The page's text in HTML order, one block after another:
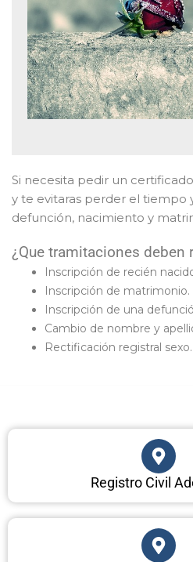
Si necesita pedir un
y te evitaras perder el tiempo
defunción, nacimiento y
¿Que tramitaciones deben
Inscripción de recién
Inscripción de matrimonio.
Inscripción de una
Cambio de nombre y
Rectificación registral sexo.
Registro Civil